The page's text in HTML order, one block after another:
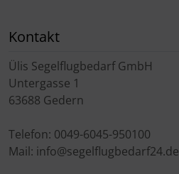
Kontakt
Ülis Segelflugbedarf GmbH
Untergasse 1
63688 Gedern
Telefon: 0049-6045-950100
Mail: info@segelflugbedarf24.de